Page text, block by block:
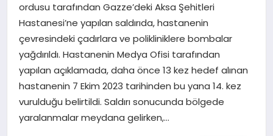
DÜNYA
TEKNOLOJI
SIYASET
YAŞAM
ordusu tarafından Gazze’deki Aksa Şehitleri
Hastanesi’ne yapılan saldırıda, hastanenin
çevresindeki çadırlara ve polikliniklere bombalar
yağdırıldı. Hastanenin Medya Ofisi tarafından
yapılan açıklamada, daha önce 13 kez hedef alınan
hastanenin 7 Ekim 2023 tarihinden bu yana 14. kez
vurulduğu belirtildi. Saldırı sonucunda bölgede
yaralanmalar meydana gelirken,…